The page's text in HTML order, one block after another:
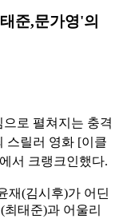
준,문가영'의
로 펼쳐지는 충격
스릴러 영화 [이클
서 크랭크인했다.
재(김시후)가 어딘
태준)과 어울리